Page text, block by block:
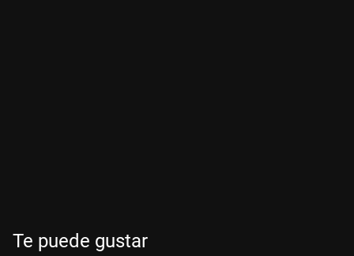
Te puede gustar